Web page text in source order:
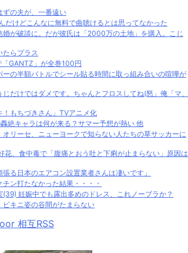
ずの夫が、一番遠い
だけどこんなに無料で曲聴けるとは思ってなかった
婚が破談に。だが彼氏は「2000万の土地」を購入。こじ
たらプラス
「GANTZ」が全巻100円
ーの半額バトルでシール貼る時間に取っ組み合いの喧嘩が
だけではダメです。ちゃんとフロスしてね(怒」俺「マ、
！もちづきさん」TVアニメ化
轟絶キャラは何が来る？サマー予想が熱い 他
オリーセ、ニューヨークで知らない人たちの草サッカーに
花、食中毒で「腹痛とおう吐と下痢が止まらない」原因は
る日本のエアコン設置業者さんは凄いです」
チン打たなかった結果・・・・
(39) 妊娠中でも露出多めのドレス、これノーブラか？
ビキニ姿の谷間がたまらない
相互RSS